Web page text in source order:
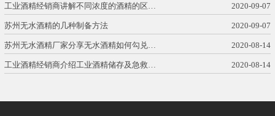
工业酒精经销商讲解不同浓度的酒精的区… 2020-09-07
苏州无水酒精的几种制备方法 2020-09-07
苏州无水酒精厂家分享无水酒精如何勾兑… 2020-08-14
工业酒精经销商介绍工业酒精储存及急救… 2020-08-14